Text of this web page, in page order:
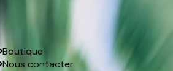
Boutique
Nous contacter